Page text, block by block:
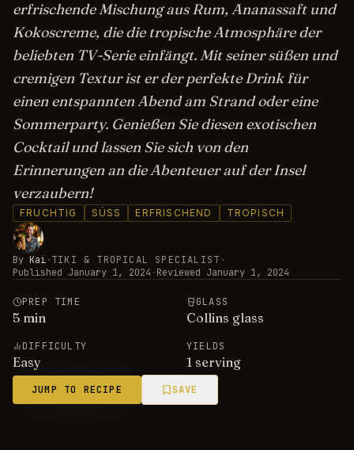
erfrischende Mischung aus Rum, Ananassaft und
Kokoscreme, die die tropische Atmosphäre der
beliebten TV-Serie einfängt. Mit seiner süßen und
cremigen Textur ist er der perfekte Drink für
einen entspannten Abend am Strand oder eine
Sommerparty. Genießen Sie diesen exotischen
Cocktail und lassen Sie sich von den
Erinnerungen an die Abenteuer auf der Insel
verzaubern!
FRUCHTIG SÜSS ERFRISCHEND TROPISCH
By Kai·TIKI & TROPICAL SPECIALIST ·
Published January 1, 2024 ·Reviewed January 1, 2024
PREP TIME
5 min
GLASS
Collins glass
DIFFICULTY
Easy
YIELDS
1 serving
JUMP TO RECIPE SAVE